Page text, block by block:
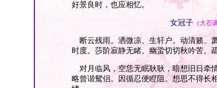
好景良时，也应相忆。
女冠子 （大石
断云残雨。洒微凉、生轩户。动清籁、
时度。莎阶寂静无睹。幽蛩切切秋吟苦。
对月临风，空恁无眠耿耿，暗想旧日牵
略曾谐鸳侣。因循忍便瞪阻。想思不得长